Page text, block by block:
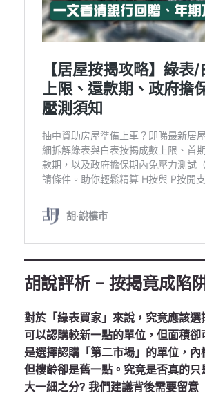
胡說評析 – 按揭竟成陷
對於「綠表買家」來說，究竟應該選
可以認購較新一點的單位，但面積卻
是選擇認購「第二市場」的單位，內
但樓齡卻是舊一點。究竟是否真的只
大一細之分? 我們建議背後需要留意